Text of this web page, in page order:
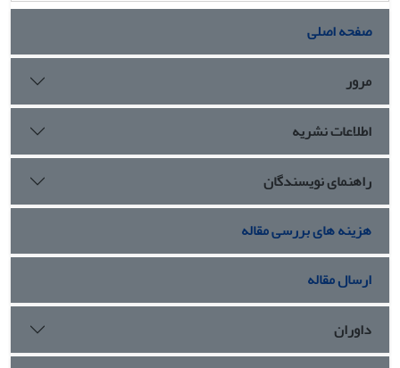
صفحه اصلی
مرور
اطلاعات نشریه
راهنمای نویسندگان
هزینه های بررسی مقاله
ارسال مقاله
داوران